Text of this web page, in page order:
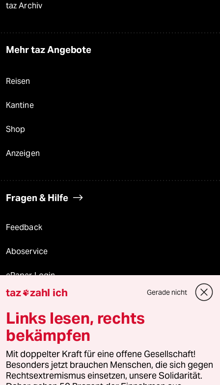
taz Archiv
Mehr taz Angebote
Reisen
Kantine
Shop
Anzeigen
Fragen & Hilfe
Feedback
Aboservice
ePaper Login
Downloads für Abonnierende
© 2026 taz Verlags und Vertriebs GmbH
Alle Rechte vorbehalten. Bei rechtlichen Fragen oder für Genehmigungen
wenden Sie sich bitte an
lizenzen@taz.de
taz zahl ich Gerade nicht
Links lesen, rechts
bekämpfen
Mit doppelter Kraft für eine offene Gesellschaft!
Besonders jetzt brauchen Menschen, die sich gegen
Rechtsextremismus einsetzen, unsere Solidarität.